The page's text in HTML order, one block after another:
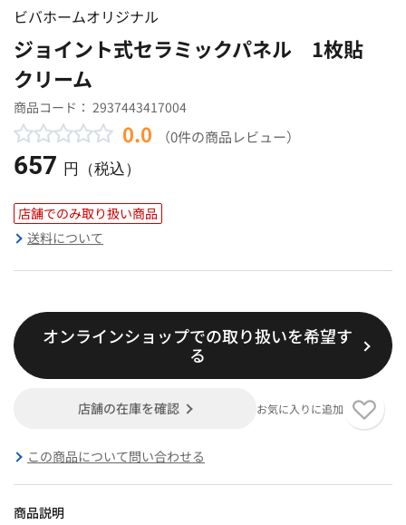
ビバホームオリジナル
ジョイント式セラミックパネル 1枚貼
クリーム
商品コード： 2937443417004
0.0 （0件の商品レビュー）
657 円（税込）
店舗でのみ取り扱い商品
送料について
オンラインショップでの取り扱いを希望す
る
店舗の在庫を確認 お気に入りに追加
この商品について問い合わせる
商品説明